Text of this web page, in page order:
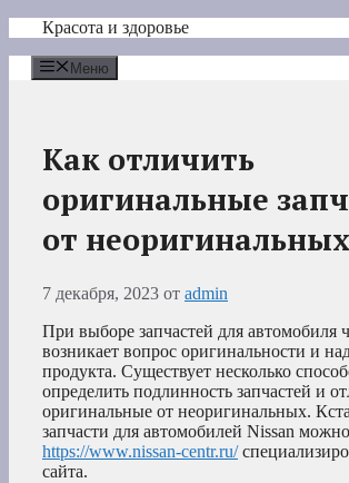
Перейти
содержимому
Красота и здоровье
Меню
Как отличить
оригинальные
от
7 декабря, 2023 от admin
При выборе запчастей для автомобиля
возникает вопрос оригинальности и
продукта. Существует несколько
определить подлинность запчастей и
оригинальные от неоригинальных.
запчасти для автомобилей Nissan
https://www.nissan-centr.ru/
сайта.